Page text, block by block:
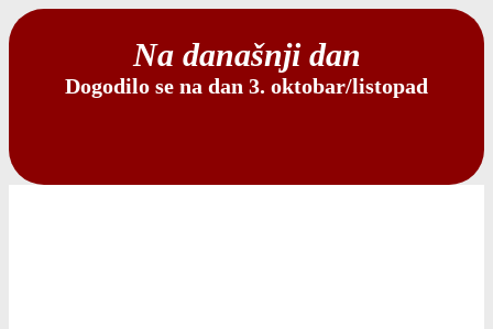
Na današnji dan
Dogodilo se na dan 3. oktobar/listopad